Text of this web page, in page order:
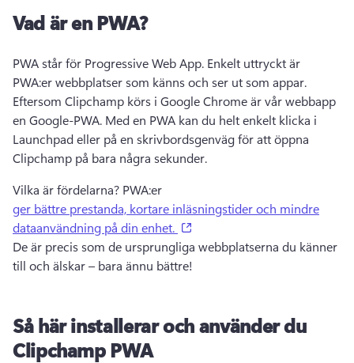
Vad är en PWA?
PWA står för Progressive Web App. Enkelt uttryckt är
PWA:er webbplatser som känns och ser ut som appar.
Eftersom Clipchamp körs i Google Chrome är vår webbapp
en Google-PWA. Med en PWA kan du helt enkelt klicka i
Launchpad eller på en skrivbordsgenväg för att öppna
Clipchamp på bara några sekunder.
Vilka är fördelarna? PWA:er
ger bättre prestanda, kortare inläsningstider och mindre
dataanvändning på din enhet.
De är precis som de ursprungliga webbplatserna du känner
till och älskar – bara ännu bättre!
Så här installerar och använder du
Clipchamp PWA